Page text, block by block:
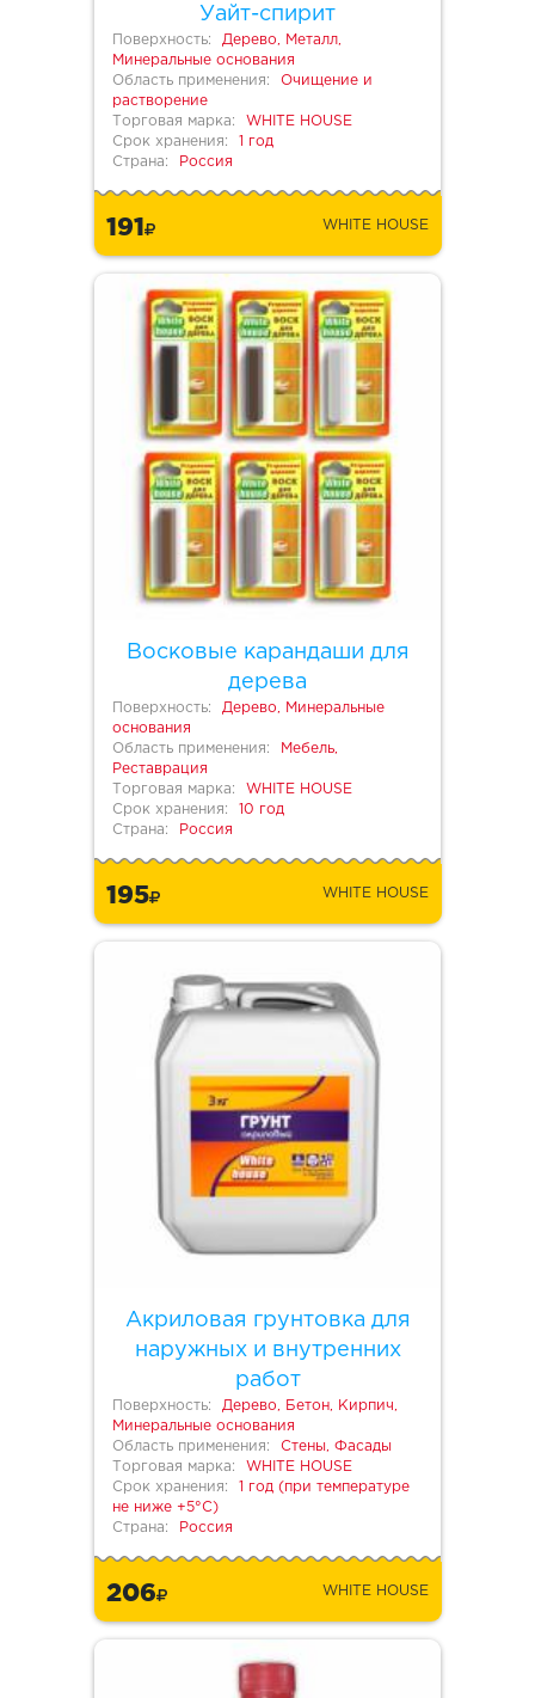
Уайт-спирит
Поверхность:
Дерево, Металл,
Минеральные основания
Область применения:
Очищение и
растворение
Торговая марка:
WHITE HOUSE
Срок хранения:
1 год
Страна:
Россия
191 WHITE HOUSE
Восковые карандаши для
дерева
Поверхность:
Дерево, Минеральные
основания
Область применения:
Мебель,
Реставрация
Торговая марка:
WHITE HOUSE
Срок хранения:
10 год
Страна:
Россия
195 WHITE HOUSE
Акриловая грунтовка для
наружных и внутренних
работ
Поверхность:
Дерево, Бетон, Кирпич,
Минеральные основания
Область применения:
Стены, Фасады
Торговая марка:
WHITE HOUSE
Срок хранения:
1 год (при температуре
не ниже +5°С)
Страна:
Россия
206 WHITE HOUSE